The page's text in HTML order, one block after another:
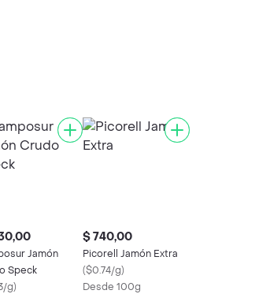
Jamón
Speck
g)
$ 740,00
Picorell Jamón Extra
($0.74/g)
Desde 100g